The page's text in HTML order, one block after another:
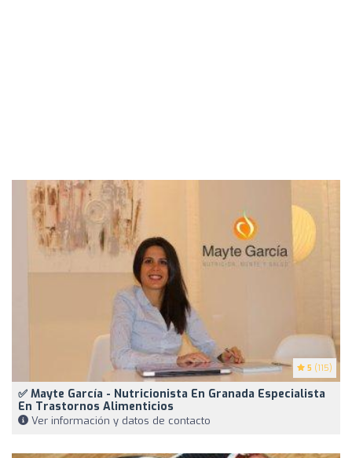
5 (115)
✅ Mayte García - Nutricionista En Granada Especialista
En Trastornos Alimenticios
Ver información y datos de contacto